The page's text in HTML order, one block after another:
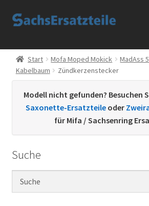
Zur
Zum
Start
AGB
Datenschutzerklärung
Kontakt
Sachs Ersatzteile
Start Mofa Moped Mokick
MadAss
Kabelbaum
Zündkerzenstecker
Modell nicht gefunden? Besuchen
Saxonette-Ersatzteile oder
für Mifa / Sachsenring
Suche